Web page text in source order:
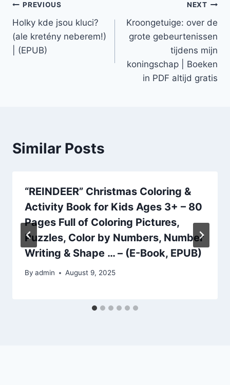
PREVIOUS
Holky kde jsou kluci?
(ale kretény neberem!)
| (EPUB)
NEXT
Kroongetuige: over de
grote gebeurtenissen
tijdens mijn
koningschap | Boeken
in PDF altijd gratis
Similar Posts
“REINDEER” Christmas Coloring &
Activity Book for Kids Ages 3+ – 80
Pages Full of Coloring Pictures,
Puzzles, Color by Numbers, Number
Writing & Shape … – (E-Book, EPUB)
By admin August 9, 2025